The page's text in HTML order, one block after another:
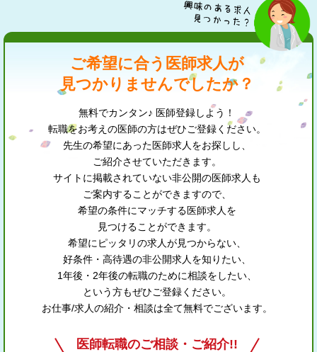
ご希望に合う医師求人が
見つかりませんでしたか？
無料でカンタン♪ 医師登録しよう！
転職をお考えの医師の方はぜひご登録ください。
先生の希望にあった医師求人をお探しし、
ご紹介させていただきます。
サイトに掲載されていない非公開の医師求人も
ご案内することができますので、
希望の条件にマッチする医師求人を
見つけることができます。
希望にピッタリの求人が見つからない、
好条件・高待遇の非公開求人を知りたい、
1年後・2年後の転職のために相談をしたい、
という方もぜひご登録ください。
お仕事/求人の紹介・相談は全て無料でございます。
医師転職のご相談・ご紹介!!